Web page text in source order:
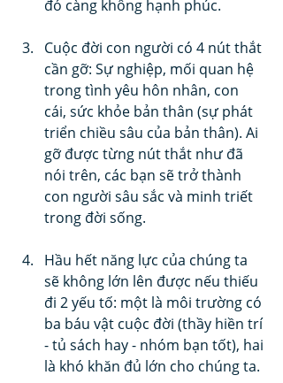
đó càng không hạnh phúc.
Cuộc đời con người có 4 nút thắt
cần gỡ: Sự nghiệp, mối quan hệ
trong tình yêu hôn nhân, con
cái, sức khỏe bản thân (sự phát
triển chiều sâu của bản thân). Ai
gỡ được từng nút thắt như đã
nói trên, các bạn sẽ trở thành
con người sâu sắc và minh triết
trong đời sống.
Hầu hết năng lực của chúng ta
sẽ không lớn lên được nếu thiếu
đi 2 yếu tố: một là môi trường có
ba báu vật cuộc đời (thầy hiền trí
- tủ sách hay - nhóm bạn tốt), hai
là khó khăn đủ lớn cho chúng ta.